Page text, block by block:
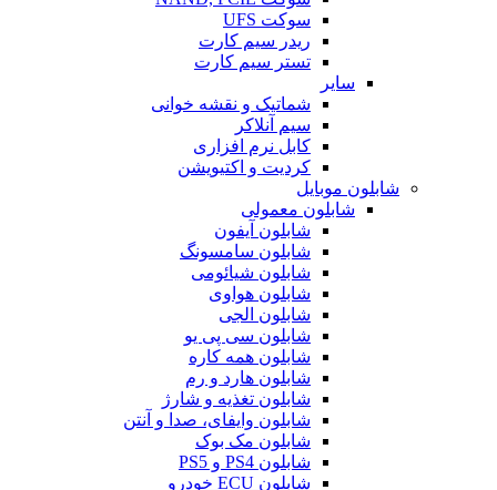
سوکت UFS
ریدر سیم کارت
تستر سیم کارت
سایر
شماتیک و نقشه خوانی
سیم آنلاکر
کابل نرم افزاری
کردیت و اکتیویشن
شابلون موبایل
شابلون معمولی
شابلون آیفون
شابلون سامسونگ
شابلون شیائومی
شابلون هواوی
شابلون الجی
شابلون سی پی یو
شابلون همه کاره
شابلون هارد و رم
شابلون تغذیه و شارژ
شابلون وایفای، صدا و آنتن
شابلون مک بوک
شابلون PS4 و PS5
شابلون ECU خودرو